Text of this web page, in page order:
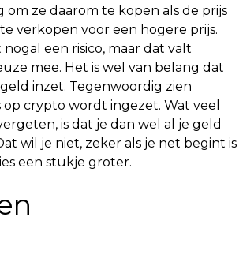
om ze daarom te kopen als de prijs
verkopen voor een hogere prijs.
een risico, maar dat valt
mee. Het is wel van belang dat
inzet. Tegenwoordig zien
crypto wordt ingezet. Wat veel
is dat je dan wel al je geld
wil je niet, zeker als je net begint is
een stukje groter.